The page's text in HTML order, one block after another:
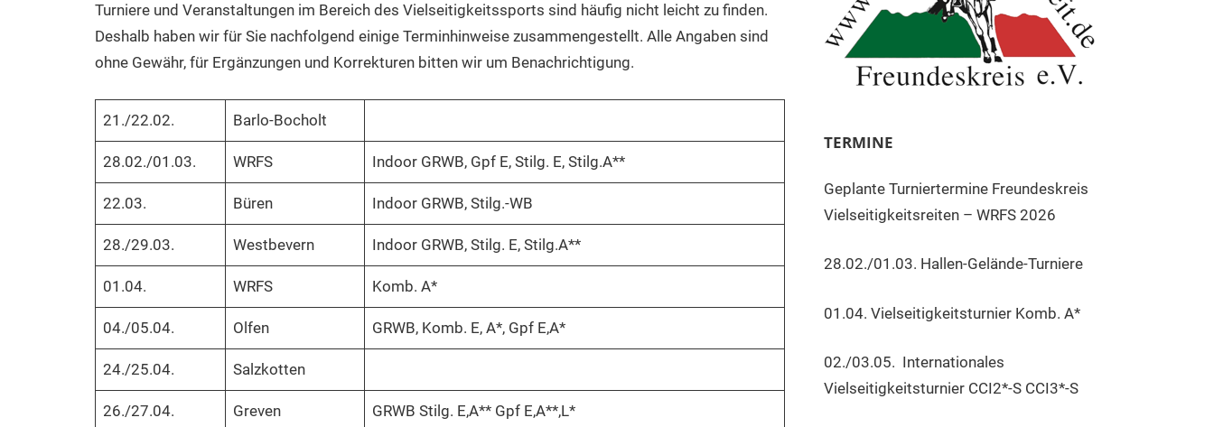
Turniere und Veranstaltungen im Bereich des Vielseitigkeitssports sind häufig nicht leicht zu finden.
Deshalb haben wir für Sie nachfolgend einige Terminhinweise zusammengestellt. Alle Angaben sind
ohne Gewähr, für Ergänzungen und Korrekturen bitten wir um Benachrichtigung.
21./22.02. Barlo-Bocholt
28.02./01.03. WRFS Indoor GRWB, Gpf E, Stilg. E, Stilg.A**
22.03. Büren Indoor GRWB, Stilg.-WB
28./29.03. Westbevern Indoor GRWB, Stilg. E, Stilg.A**
01.04. WRFS Komb. A*
04./05.04. Olfen GRWB, Komb. E, A*, Gpf E,A*
24./25.04. Salzkotten
26./27.04. Greven GRWB Stilg. E,A** Gpf E,A**,L*
TERMINE
Geplante Turniertermine Freundeskreis
Vielseitigkeitsreiten – WRFS 2026
28.02./01.03. Hallen-Gelände-Turniere
01.04. Vielseitigkeitsturnier Komb. A*
02./03.05. Internationales
Vielseitigkeitsturnier CCI2*-S CCI3*-S